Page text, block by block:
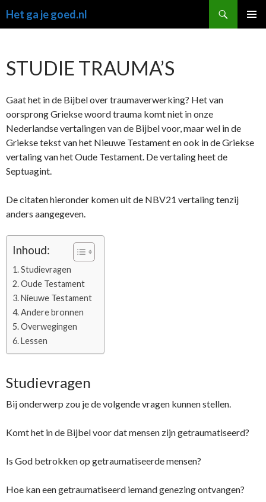
naar
Het ga je goed.nl
STUDIE TRAUMA’S
Gaat het in de Bijbel over traumaverwerking? Het van
oorsprong Griekse woord trauma komt niet in onze
Nederlandse vertalingen van de Bijbel voor, maar wel in de
Griekse tekst van het Nieuwe Testament en ook in de Griekse
vertaling van het Oude Testament. De vertaling heet de
Septuagint.
De citaten hieronder komen uit de NBV21 vertaling tenzij
anders aangegeven.
Inhoud:
Studievragen
Oude Testament
Nieuwe Testament
Andere bronnen
Overwegingen
Lessen
Studievragen
Bij onderwerp zou je de volgende vragen kunnen stellen.
Komt het in de Bijbel voor dat mensen zijn getraumatiseerd?
Is God betrokken op getraumatiseerde mensen?
Hoe kan een getraumatiseerd iemand genezing ontvangen?